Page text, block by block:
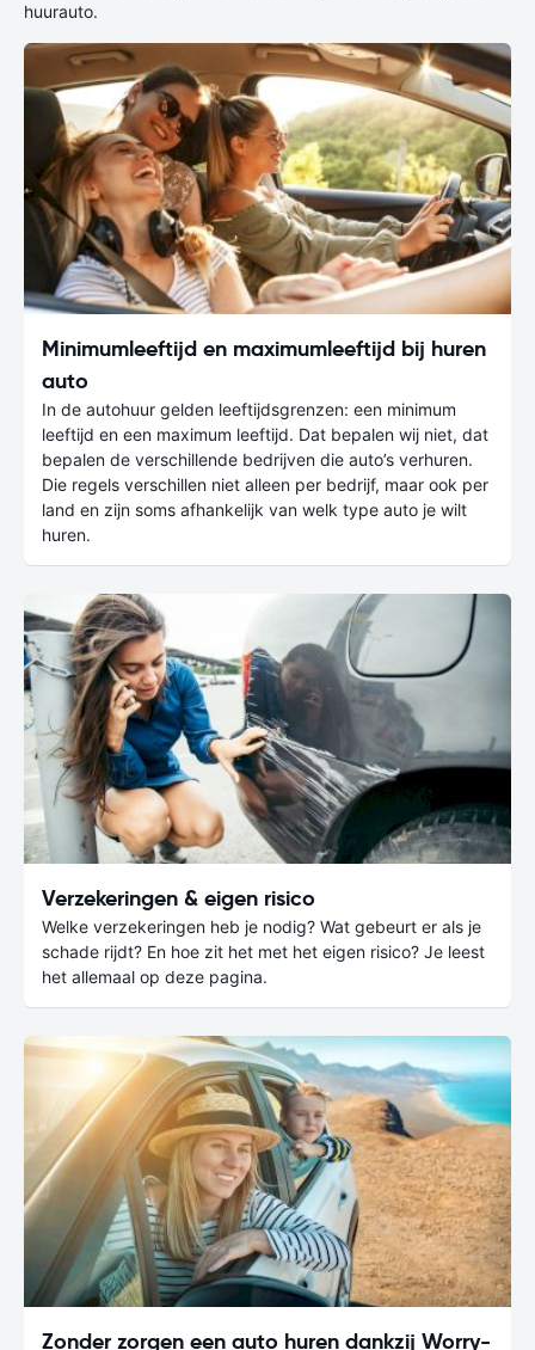
huurauto.
Minimumleeftijd en maximumleeftijd bij huren
auto
In de autohuur gelden leeftijdsgrenzen: een minimum
leeftijd en een maximum leeftijd. Dat bepalen wij niet, dat
bepalen de verschillende bedrijven die auto’s verhuren.
Die regels verschillen niet alleen per bedrijf, maar ook per
land en zijn soms afhankelijk van welk type auto je wilt
huren.
Verzekeringen & eigen risico
Welke verzekeringen heb je nodig? Wat gebeurt er als je
schade rijdt? En hoe zit het met het eigen risico? Je leest
het allemaal op deze pagina.
Zonder zorgen een auto huren dankzij Worry-